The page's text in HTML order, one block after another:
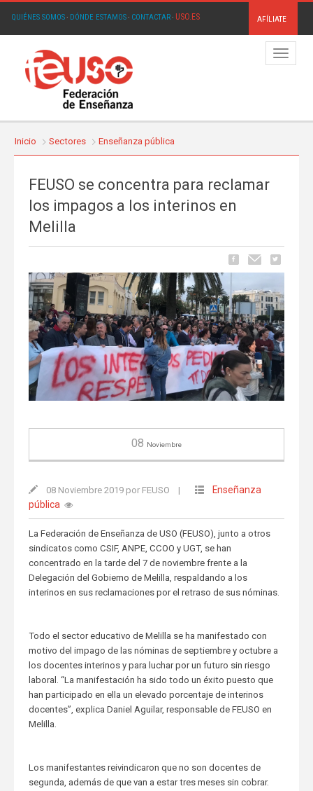
QUIÉNES SOMOS· DÓNDE ESTAMOS· CONTACTAR· USO.ES AFÍLIATE
Menú
Inicio Sectores Enseñanza pública
FEUSO se concentra para reclamar
los impagos a los interinos en
Melilla
08 Noviembre
08 Noviembre 2019 por FEUSO |
Enseñanza
pública
La Federación de Enseñanza de USO (FEUSO), junto a otros
sindicatos como CSIF, ANPE, CCOO y UGT, se han
concentrado en la tarde del 7 de noviembre frente a la
Delegación del Gobierno de Melilla, respaldando a los
interinos en sus reclamaciones por el retraso de sus nóminas.
Todo el sector educativo de Melilla se ha manifestado con
motivo del impago de las nóminas de septiembre y octubre a
los docentes interinos y para luchar por un futuro sin riesgo
laboral. “La manifestación ha sido todo un éxito puesto que
han participado en ella un elevado porcentaje de interinos
docentes”, explica Daniel Aguilar, responsable de FEUSO en
Melilla.
Los manifestantes reivindicaron que no son docentes de
segunda, además de que van a estar tres meses sin cobrar.